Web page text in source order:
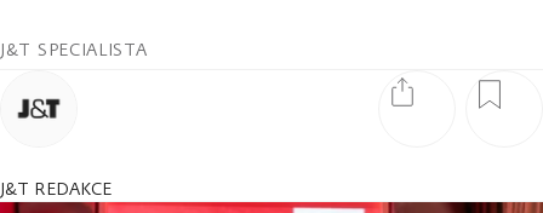
J&T SPECIALISTA
J&T REDAKCE